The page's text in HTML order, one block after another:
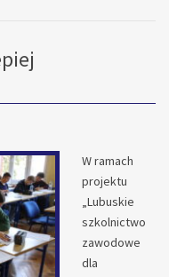
W ramach
projektu
„Lubuskie
szkolnictwo
zawodowe
dla